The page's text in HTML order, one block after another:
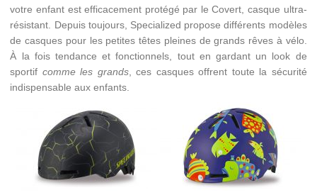
votre enfant est efficacement protégé par le Covert, casque ultra-
résistant. Depuis toujours, Specialized propose différents modèles
de casques pour les petites têtes pleines de grands rêves à vélo.
À la fois tendance et fonctionnels, tout en gardant un look de
sportif comme les grands, ces casques offrent toute la sécurité
indispensable aux enfants.